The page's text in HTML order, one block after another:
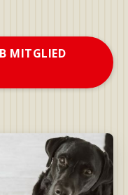
MITGLIED